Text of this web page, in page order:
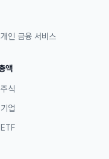
인 금융 서비스
액
식
업